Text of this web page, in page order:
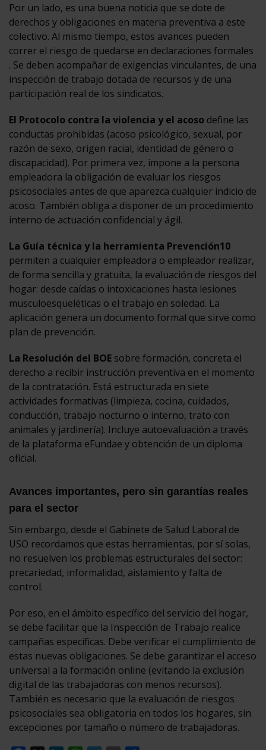
Por un lado, es una buena noticia que se dote de
derechos y obligaciones en materia preventiva a este
colectivo. Al mismo tiempo, estos avances pueden
correr el riesgo de quedarse en declaraciones formales
. Se deben acompañar de exigencias vinculantes, de una
inspección de trabajo dotada de recursos y de una
participación real de los sindicatos.
El Protocolo contra la violencia y el acoso define las
conductas prohibidas (acoso psicológico, sexual, por
razón de sexo, origen racial, identidad de género o
discapacidad). Por primera vez, impone a la persona
empleadora la obligación de evaluar los riesgos
psicosociales antes de que aparezca cualquier indicio de
acoso. También obliga a disponer de un procedimiento
interno de actuación confidencial y ágil.
La Guía técnica y la herramienta Prevención10
permiten a cualquier empleadora o empleador realizar,
de forma sencilla y gratuita, la evaluación de riesgos del
hogar: desde caídas o intoxicaciones hasta lesiones
musculoesqueléticas o el trabajo en soledad. La
aplicación genera un documento formal que sirve como
plan de prevención.
La Resolución del BOE sobre formación, concreta el
derecho a recibir instrucción preventiva en el momento
de la contratación. Está estructurada en siete
actividades formativas (limpieza, cocina, cuidados,
conducción, trabajo nocturno o interno, trato con
animales y jardinería). Incluye autoevaluación a través
de la plataforma eFundae y obtención de un diploma
oficial.
Avances importantes, pero sin garantías reales
para el sector
Sin embargo, desde el Gabinete de Salud Laboral de
USO recordamos que estas herramientas, por sí solas,
no resuelven los problemas estructurales del sector:
precariedad, informalidad, aislamiento y falta de
control.
Por eso, en el ámbito específico del servicio del hogar,
se debe facilitar que la Inspección de Trabajo realice
campañas específicas. Debe verificar el cumplimiento de
estas nuevas obligaciones. Se debe garantizar el acceso
universal a la formación online (evitando la exclusión
digital de las trabajadoras con menos recursos).
También es necesario que la evaluación de riesgos
psicosociales sea obligatoria en todos los hogares, sin
excepciones por tamaño o número de trabajadoras.